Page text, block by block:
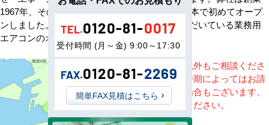
1967年、その信頼を基に空調のネット販売を日本で初めてオープ
ンしました。以来、皆様にご信頼・ご愛顧いただいている業務用
エアコンのオンラインショップです。
※記載地域以外もご相談くださ
い。地域・時期によってはお請
けできない場合もございます。
直接ご相談ください。
TEL.0120-81-0017
受付時間 (月～金) 9:00～17:30
FAX.0120-81-2269
簡単FAX見積はこちら